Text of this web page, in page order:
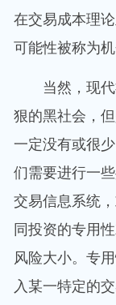
在交易成本理
可能性被称为机
当然，现
狠的黑社会，
一定没有或很
们需要进行一
交易信息系统
同投资的专用
风险大小。专
入某一特定的